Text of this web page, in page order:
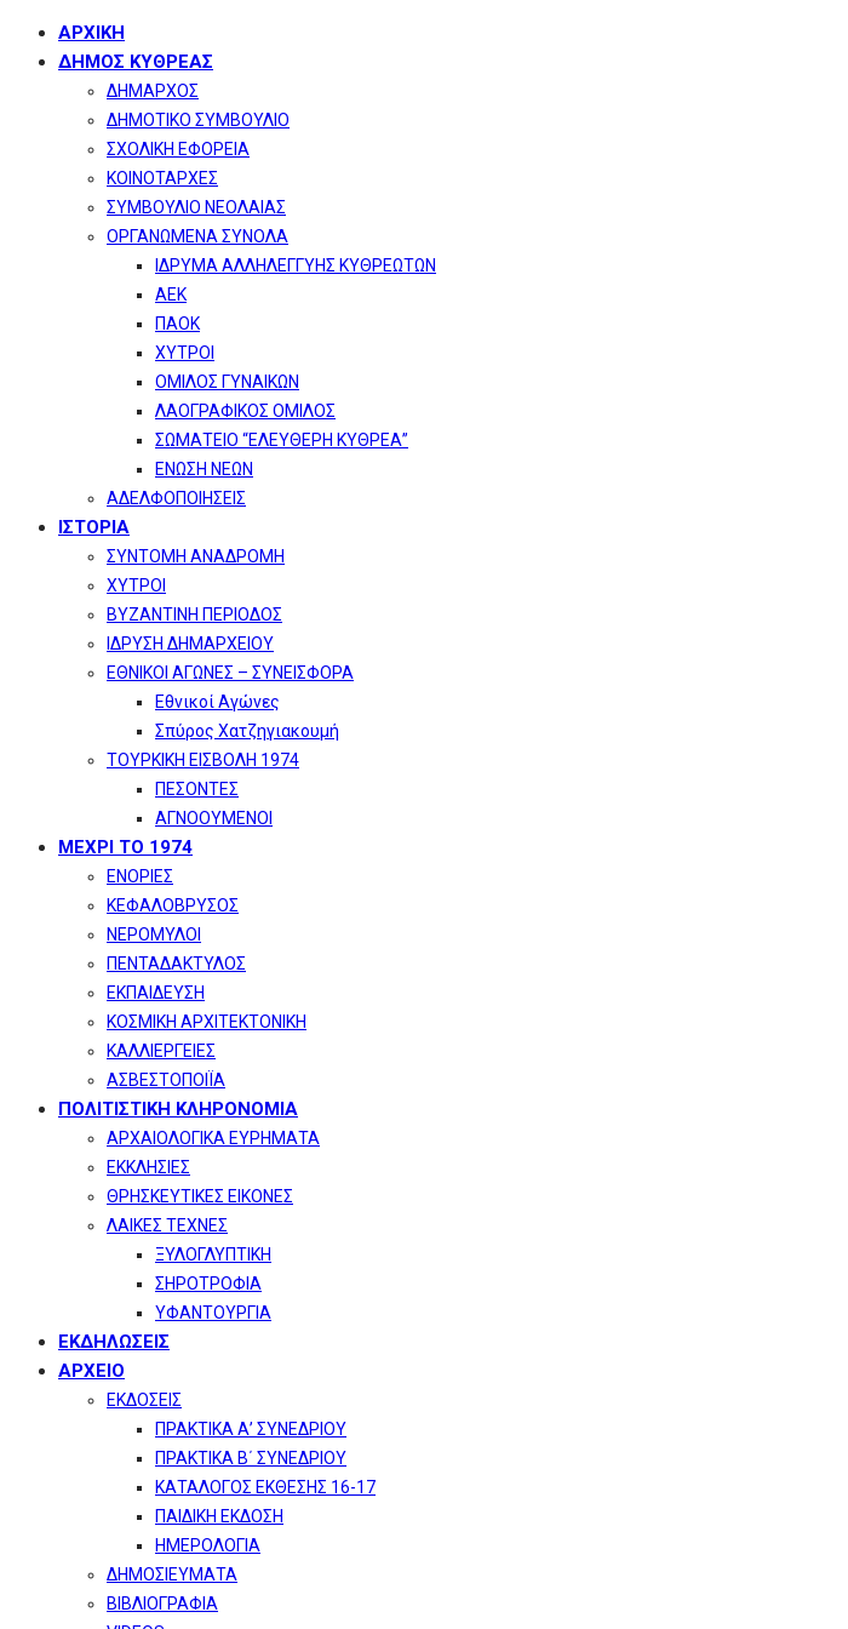
ΑΡΧΙΚΗ
ΔΗΜΟΣ ΚΥΘΡΕΑΣ
ΔΗΜΑΡΧΟΣ
ΔΗΜΟΤΙΚΟ ΣΥΜΒΟΥΛΙΟ
ΣΧΟΛΙΚΗ ΕΦΟΡΕΙΑ
ΚΟΙΝΟΤΑΡΧΕΣ
ΣΥΜΒΟΥΛΙΟ ΝΕΟΛΑΙΑΣ
ΟΡΓΑΝΩΜΕΝΑ ΣΥΝΟΛΑ
ΙΔΡΥΜΑ ΑΛΛΗΛΕΓΓΥΗΣ ΚΥΘΡΕΩΤΩΝ
ΑΕΚ
ΠΑΟΚ
ΧΥΤΡΟΙ
ΟΜΙΛΟΣ ΓΥΝΑΙΚΩΝ
ΛΑΟΓΡΑΦΙΚΟΣ ΟΜΙΛΟΣ
ΣΩΜΑΤΕΙΟ “ΕΛΕΥΘΕΡΗ ΚΥΘΡΕΑ”
ΕΝΩΣΗ ΝΕΩΝ
ΑΔΕΛΦΟΠΟΙΗΣΕΙΣ
ΙΣΤΟΡΙΑ
ΣΥΝΤΟΜΗ ΑΝΑΔΡΟΜΗ
ΧΥΤΡΟΙ
ΒΥΖΑΝΤΙΝΗ ΠΕΡΙΟΔΟΣ
ΙΔΡΥΣΗ ΔΗΜΑΡΧΕΙΟΥ
ΕΘΝΙΚΟΙ ΑΓΩΝΕΣ – ΣΥΝΕΙΣΦΟΡΑ
Εθνικοί Αγώνες
Σπύρος Χατζηγιακουμή
ΤΟΥΡΚΙΚΗ ΕΙΣΒΟΛΗ 1974
ΠΕΣΟΝΤΕΣ
ΑΓΝΟΟΥΜΕΝΟΙ
ΜΕΧΡΙ ΤΟ 1974
ΕΝΟΡΙΕΣ
ΚΕΦΑΛΟΒΡΥΣΟΣ
ΝΕΡΟΜΥΛΟΙ
ΠΕΝΤΑΔΑΚΤΥΛΟΣ
ΕΚΠΑΙΔΕΥΣΗ
ΚΟΣΜΙΚΗ ΑΡΧΙΤΕΚΤΟΝΙΚΗ
ΚΑΛΛΙΕΡΓΕΙΕΣ
ΑΣΒΕΣΤΟΠΟΙΪΑ
ΠΟΛΙΤΙΣΤΙΚΗ ΚΛΗΡΟΝΟΜΙΑ
ΑΡΧΑΙΟΛΟΓΙΚΑ ΕΥΡΗΜΑΤΑ
ΕΚΚΛΗΣΙΕΣ
ΘΡΗΣΚΕΥΤΙΚΕΣ ΕΙΚΟΝΕΣ
ΛΑΙΚΕΣ ΤΕΧΝΕΣ
ΞΥΛΟΓΛΥΠΤΙΚΗ
ΣΗΡΟΤΡΟΦΙΑ
ΥΦΑΝΤΟΥΡΓΙΑ
ΕΚΔΗΛΩΣΕΙΣ
ΑΡΧΕΙΟ
ΕΚΔΟΣΕΙΣ
ΠΡΑΚΤΙΚΑ Α’ ΣΥΝΕΔΡΙΟΥ
ΠΡΑΚΤΙΚΑ Β΄ ΣΥΝΕΔΡΙΟΥ
ΚΑΤΑΛΟΓΟΣ ΕΚΘΕΣΗΣ 16-17
ΠΑΙΔΙΚΗ ΕΚΔΟΣΗ
ΗΜΕΡΟΛΟΓΙΑ
ΔΗΜΟΣΙΕΥΜΑΤΑ
ΒΙΒΛΙΟΓΡΑΦΙΑ